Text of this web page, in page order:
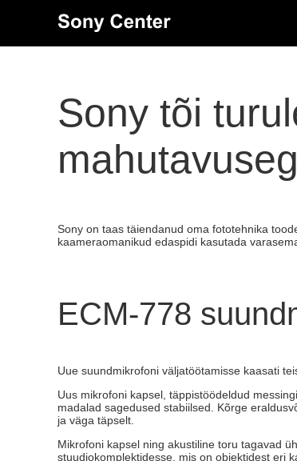
Sony tõi
Sony on taas täiendanud oma fototehnika
kaameraomanikud edaspidi kasutada
ECM-778
Uue suundmikrofoni väljatöötamisse kaasati
Uus mikrofoni kapsel, täppistöödeldud
madalad sagedused stabiilsed. Kõrge
ja väga täpselt.
Mikrofoni kapsel ning akustiline toru tagavad
stuudiokomplektidesse, mis on objektidest eri